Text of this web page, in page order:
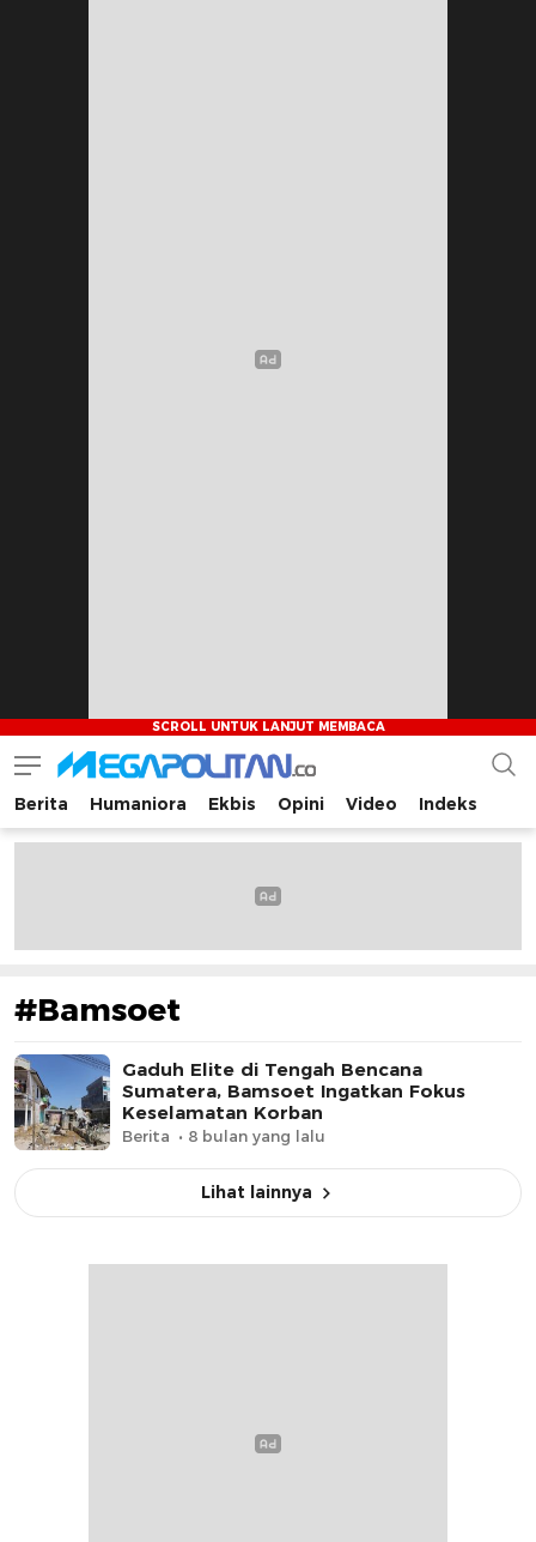
Megapolitan.co
Menyajikan berita-berita fakta bagi pembaca
Berita Humaniora Ekbis Opini Video Indeks
#Bamsoet
Gaduh Elite di Tengah Bencana
Sumatera, Bamsoet Ingatkan Fokus
Keselamatan Korban
Berita 8 bulan yang lalu
Lihat lainnya